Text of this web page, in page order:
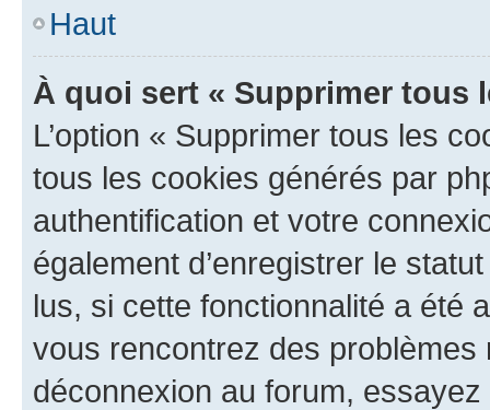
Haut
À quoi sert « Supprimer tous
L’option « Supprimer tous les
tous les cookies générés par
authentification et votre
également d’enregistrer le
lus, si cette fonctionnalité a été
vous rencontrez des
déconnexion au forum,